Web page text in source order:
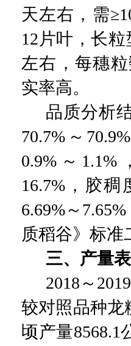
天左右，需≥
12 片叶，长粒
左右，每穗
实率高。
品质分析
70.7% ～ 70.9%
0.9% ～ 1.1%
16.7% ，胶稠
6.69%～ 7.65%
质稻谷》标
三、产量
2018～ 2019
较对照品种龙
顷产量8568.1